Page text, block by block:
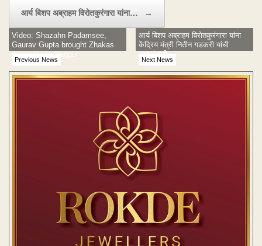
आर्य बिशप अब्राहम विरोतकुरंगारा यांना… →
Previous News
Video: Shazahn Padamsee,
Gaurav Gupta brought Zhakas
moments to Nagpur
Next News
आर्य बिशप अब्राहम विरोतकुरंगारा यांना
केंद्रिय मंत्री नितीन गडकरी यांची
आदरांजली